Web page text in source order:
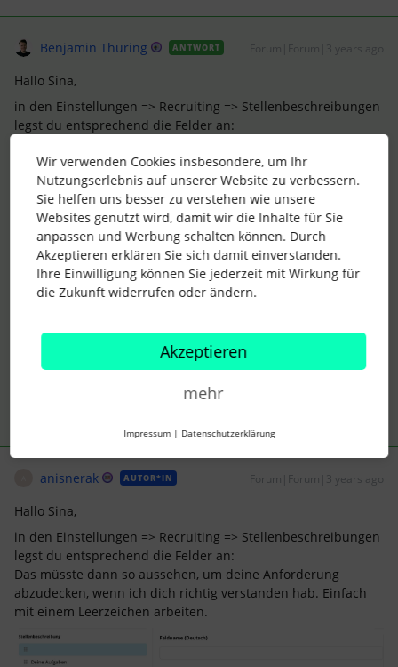
Benjamin Thüring ANTWORT
Hallo Sina,
in den Einstellungen => Recruiting => Stellenbeschreibungen
legst du entsprechend die Felder an:
abzudecken, wenn ich dich richtig verstanden hab. Einfach
mit einem Leerzeichen arbeiten.
MaibornWolff. People. Code. Commitment.
2 Menschen gefällt dies
anisnerak AUTOR*IN Forum|Forum|3 years ago
Hallo Sina,
in den Einstellungen => Recruiting => Stellenbeschreibungen
legst du entsprechend die Felder an:
Das müsste dann so aussehen, um deine Anforderung
abzudecken, wenn ich dich richtig verstanden hab. Einfach
mit einem Leerzeichen arbeiten.
Wir verwenden Cookies insbesondere, um Ihr
Nutzungserlebnis auf unserer Website zu verbessern.
Sie helfen uns besser zu verstehen wie unsere
Websites genutzt wird, damit wir die Inhalte für Sie
anpassen und Werbung schalten können. Durch
Akzeptieren erklären Sie sich damit einverstanden.
Ihre Einwilligung können Sie jederzeit mit Wirkung für
die Zukunft widerrufen oder ändern.
Akzeptieren
mehr
Impressum | Datenschutzerklärung